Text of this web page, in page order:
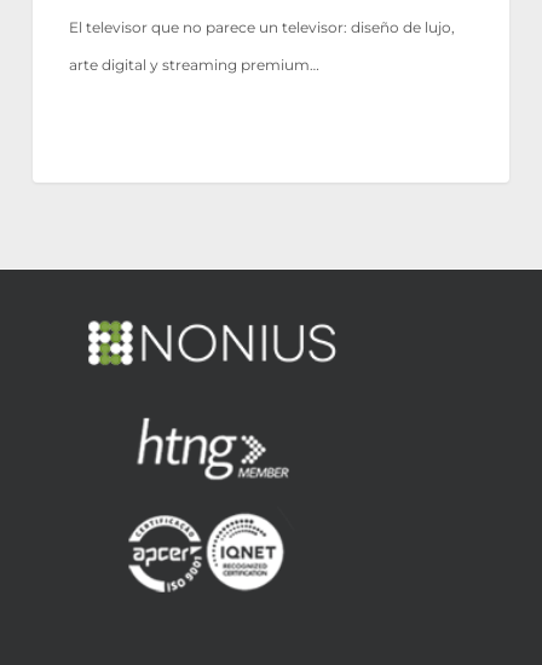
El televisor que no parece un televisor: diseño de lujo,
arte digital y streaming premium…